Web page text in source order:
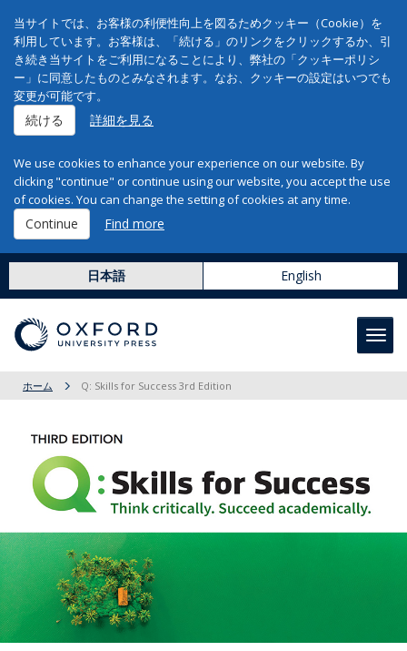
当サイトでは、お客様の利便性向上を図るためクッキー（Cookie）を
利用しています。お客様は、「続ける」のリンクをクリックするか、引
き続き当サイトをご利用になることにより、弊社の「クッキーポリシ
ー」に同意したものとみなされます。なお、クッキーの設定はいつでも
変更が可能です。
続ける 詳細を見る
We use cookies to enhance your experience on our website. By
clicking "continue" or continue using our website, you accept the use
of cookies. You can change the setting of cookies at any time.
Continue Find more
日本語 English
ホーム Q: Skills for Success 3rd Edition